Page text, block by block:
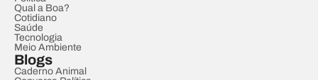
Qual a Boa?
Cotidiano
Saúde
Tecnologia
Meio Ambiente
Blogs
Caderno Animal